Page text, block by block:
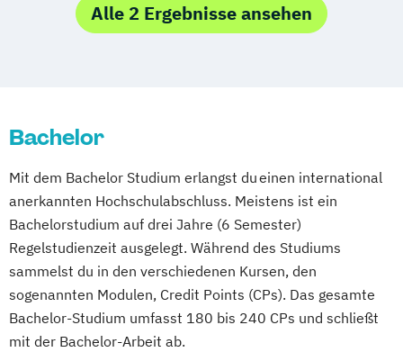
Hotel- und Tourismusmanagement)
Alle 2 Ergebnisse ansehen
Bachelor
Mit dem Bachelor Studium erlangst du einen international
anerkannten Hochschulabschluss. Meistens ist ein
Bachelorstudium auf drei Jahre (6 Semester)
Regelstudienzeit ausgelegt. Während des Studiums
sammelst du in den verschiedenen Kursen, den
sogenannten Modulen, Credit Points (CPs). Das gesamte
Bachelor-Studium umfasst 180 bis 240 CPs und schließt
mit der Bachelor-Arbeit ab.